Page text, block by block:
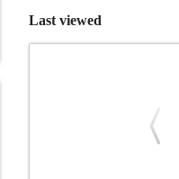
Last viewed